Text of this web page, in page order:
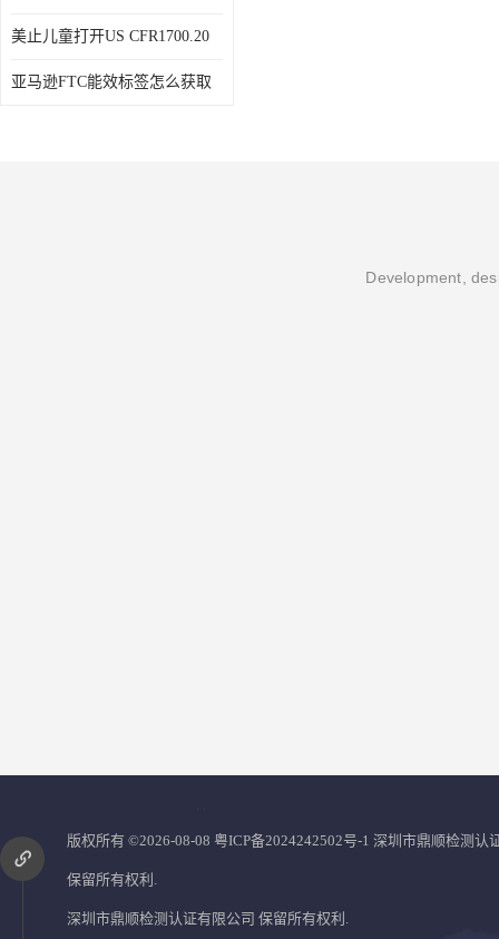
美止儿童打开US CFR1700.20
亚马逊FTC能效标签怎么获取
Development,
版权所有 ©2026-08-08 粤ICP备2024242502号-1 深圳市鼎顺检测认
保留所有权利.
深圳市鼎顺检测认证有限公司 保留所有权利.